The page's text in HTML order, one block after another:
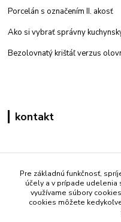
Porcelán s označením II. akosť
Ako si vybrať správny
Bezolovnatý krištáľ verzus
kontakt
+421 908
(Po - Pia 7:30-
info@mati.sk
Pre základnú funkčnosť,
účely a v prípade udelenia
využívame súbory
cookies môžete